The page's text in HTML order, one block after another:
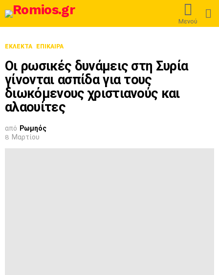
Μενού
ΕΚΛΕΚΤΆ ΕΠΊΚΑΙΡΑ
Οι ρωσικές δυνάμεις στη Συρία
γίνονται ασπίδα για τους
διωκόμενους χριστιανούς και
αλαουίτες
από Ρωμηός
8 Μαρτίου